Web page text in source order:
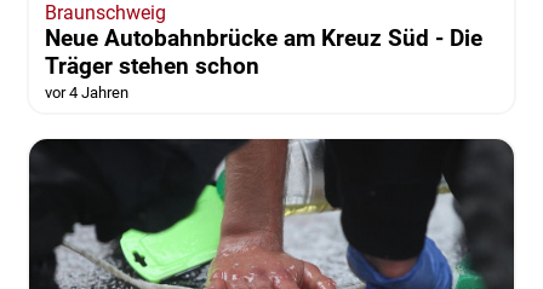
Braunschweig
Neue Autobahnbrücke am Kreuz Süd - Die
Träger stehen schon
vor 4 Jahren